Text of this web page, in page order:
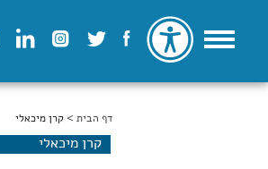
הינך נמצא כאן
דף הבית > קרן מיכאלי
קרן מיכאלי